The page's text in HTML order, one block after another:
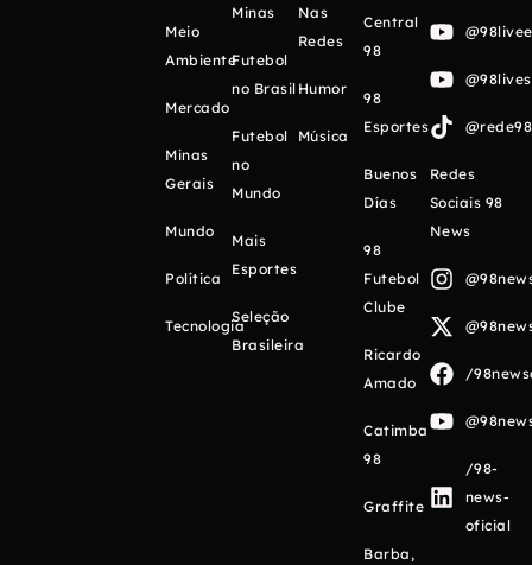
Meio
Ambiente
Mercado
Minas
Gerais
Mundo
Política
Tecnologia
Minas
Futebol
no Brasil
Futebol
no
Mundo
Mais
Esportes
Seleção
Brasileira
Nas
Redes
Humor
Música
Central
98
98
Esportes
Buenos
Días
98
Futebol
Clube
Ricardo
Amado
Catimba
98
Graffite
Barba,
Redes
Sociais 98
News
/
/98-
news-
oficial